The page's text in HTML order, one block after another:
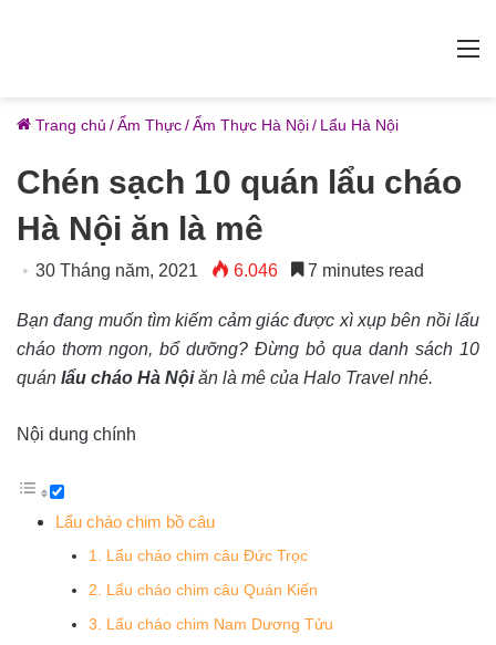
Trang chủ /Ẩm Thực/Ẩm Thực Hà Nội/ Lẩu Hà Nội
Chén sạch 10 quán lẩu cháo
Hà Nội ăn là mê
30 Tháng năm, 2021 6.046 7 minutes read
Bạn đang muốn tìm kiếm cảm giác được xì xụp bên nồi lẩu
cháo thơm ngon, bổ dưỡng? Đừng bỏ qua danh sách 10
quán lẩu cháo Hà Nộiăn là mê của Halo Travel nhé.
Nội dung chính
Lẩu cháo chim bồ câu
1. Lẩu cháo chim câu Đức Trọc
2. Lẩu cháo chim câu Quán Kiến
3. Lẩu cháo chim Nam Dương Tửu